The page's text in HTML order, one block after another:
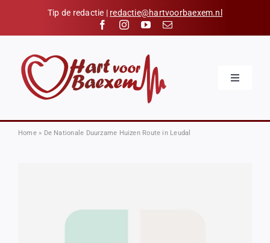
content
Tip de redactie | redactie@hartvoorbaexem.nl
Toggle
Nieuws
Home» De Nationale Duurzame Huizen Route in Leudal